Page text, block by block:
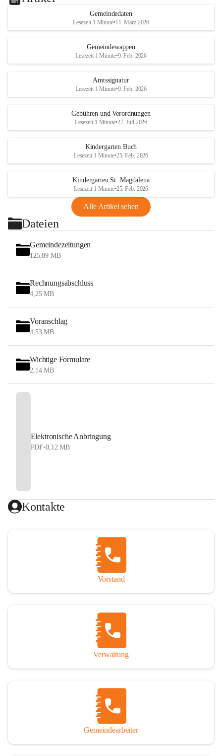
Gemeindedaten
Lesezeit 1 Minute•11. März 2026
Gemeindewappen
Lesezeit 1 Minute•9. Feb. 2026
Amtssignatur
Lesezeit 1 Minute•9. Feb. 2026
Gebühren und Verordnungen
Lesezeit 1 Minute•27. Juli 2026
Kindergarten Buch
Lesezeit 1 Minute•25. Feb. 2026
Kindergarten St. Magdalena
Lesezeit 1 Minute•25. Feb. 2026
Alle Artikel sehen
Dateien
Gemeindezeitungen
125,89 MB
Rechnungsabschluss
4,25 MB
Voranschlag
4,53 MB
Wichtige Formulare
2,14 MB
Elektronische Anbringung
PDF•0,12 MB
Kontakte
Vorstand
Verwaltung
Gemeindearbeiter